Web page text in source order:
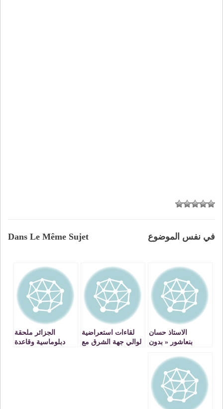
Dans Le Même Sujet في نفس الموضوع
الاستاذ حسان
بنعاشور « بدون
ومجاني وجيد
يستحيل تحقيق تنمية
عادلة وادئمة « ‎
لقاءات استعراضية
لوالي جهة الشرق مع
الجزائر ملحقة
دبلوماسية وقاعدة